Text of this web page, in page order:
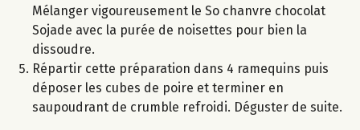
Mélanger vigoureusement le So chanvre chocolat
Sojade avec la purée de noisettes pour bien la
dissoudre.
Répartir cette préparation dans 4 ramequins puis
déposer les cubes de poire et terminer en
saupoudrant de crumble refroidi. Déguster de suite.